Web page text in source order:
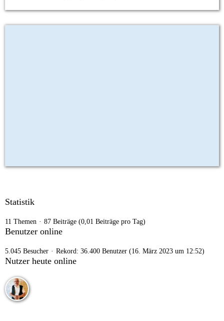
Statistik
11 Themen 87 Beiträge (0,01 Beiträge pro Tag)
Benutzer online
5.045 Besucher Rekord: 36.400 Benutzer (16. März 2023 um 12:52)
Nutzer heute online